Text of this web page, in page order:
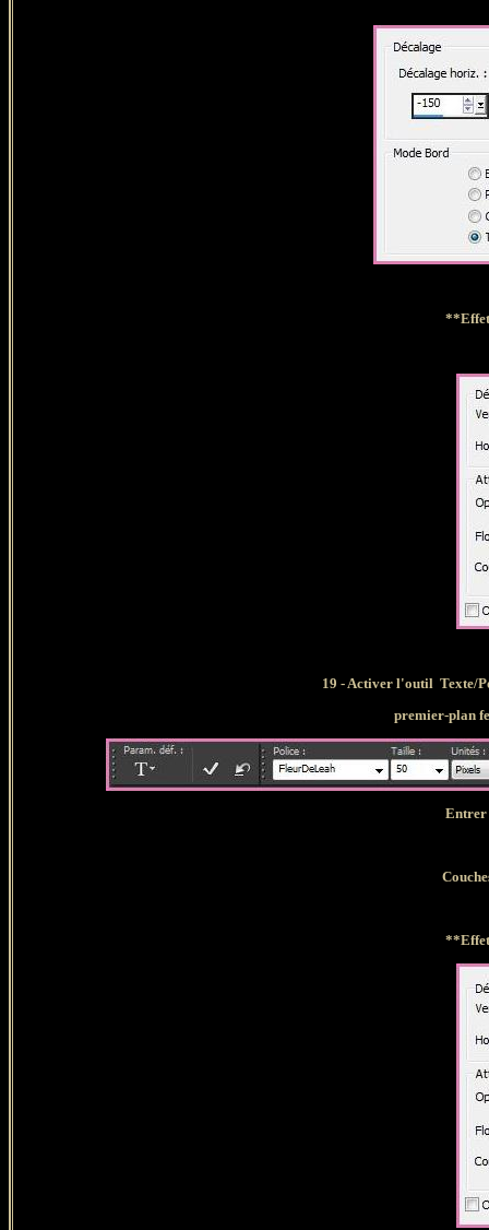
**
19 - Activer l'outil Texte/
premier-plan
Entrer
**